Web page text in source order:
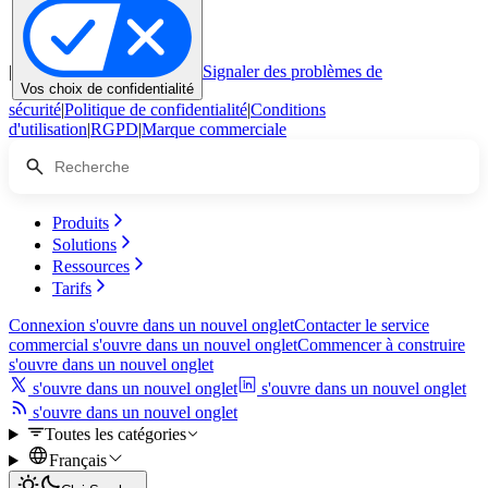
|
Vos choix de confidentialité
Signaler des problèmes de
sécurité|Politique de confidentialité|Conditions
d'utilisation|RGPD|Marque commerciale
Produits
Solutions
Ressources
Tarifs
Connexion s'ouvre dans un nouvel ongletContacter le service
commercial s'ouvre dans un nouvel ongletCommencer à construire
s'ouvre dans un nouvel onglet
s'ouvre dans un nouvel onglet
s'ouvre dans un nouvel onglet
s'ouvre dans un nouvel onglet
Toutes les catégories
Français